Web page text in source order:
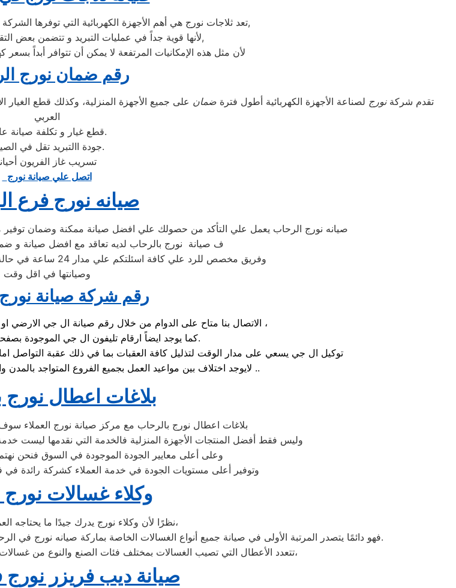
تعد ثلاجات نورج هي أهم الأجهزة الكهربائية التي توفرها الشركة و أكثرها مبيعاً بين بقية المنتجات الأخرى,
لأنها قوية جداً في عمليات التبريد و تتضمن بعض التقنيات المتميزة كتقنية الانفلتر,
لأن مثل هذه الإمكانيات المرتفعة لا يمكن أن تتوافر أبداً
رقم ضمان نورج
تقدم شركةنورج لصناعة الأجهزة الكهربائية أطول فترةضمان على جميع الأجهزة المنزلية، وكذلك قطع
العربي
قطع غيار و تكلفة صيانة عالية.
جودة االتبريد تقل في الصيف.
تسريب غاز الفريون
اتصل علي صيانة نورج
صيانه نورج فرع
صيانه نورج الرحاب يعمل علي التأكد من حصولك علي افضل صيانة ممكنة وضمان
ف صيانة نورج بالرحاب لديه تعاقد مع افضل صيانة و
وفريق مخصص للرد علي كافة اسئلتكم علي مدار 24 ساعة في حالة طلب مساعدتنا نعمل علي توصيل اجهزتكم
وصيانتها في اقل وقت
رقم شركة صيانة
الاتصال بنا متاح على الدوام من خلال رقم صيانة ال جي الارضي او بالضغط علي ايقونة الهاتف ثم الاتصال ،
كما يوجد ايضاً ارقام تليفون ال جي الموجودة بصفحة التواصل مع عملائنا.
توكيل ال جي يسعي على مدار الوقت لتذليل كافة العقبات بما في ذلك عقبة التواصل
لايوجد اختلاف بين مواعيد العمل بجميع الفروع المتواجد بالمدن والمحافظات نهدف دائماً لراحة عملائنا ..
بلاغات اعطال نورج
بلاغات اعطال نورج بالرحاب مع مركز صيانة نورج العملاء
وليس فقط أفضل المنتجات الأجهزة المنزلية فالخدمة التي نقدمها ليست
وعلى أعلى معايير الجودة الموجودة في السوق فنحن
وتوفير أعلى مستويات الجودة في خدمة العملاء كشركة رائدة في
وكلاء غسالات
نظرًا لأن وكلاء نورج يدرك جيدًا ما يحتاجه العملاء بمحافظة الرحاب،
فهو دائمًا يتصدر المرتبة الأولى في صيانة جميع أنواع الغسالات الخاصة بماركة صيانه نورج في الرحاب تحت أيدي أنسب الرحاب، مع مراعاة توفير أفضل خدمات الدعم الفنى.
تتعدد الأعطال التي تصيب الغسالات بمختلف فئات الصنع والنوع من غسالات اوتوماتيك، واخرى فوق اوتوماتيك، والنصف اتوماتيك،
صيانة ديب فريزر